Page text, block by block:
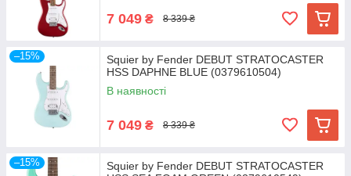
7 049 ₴ 8 339 ₴
–15%
Squier by Fender DEBUT STRATOCASTER
HSS DAPHNE BLUE (0379610504)
В наявності
7 049 ₴ 8 339 ₴
–15%
Squier by Fender DEBUT STRATOCASTER